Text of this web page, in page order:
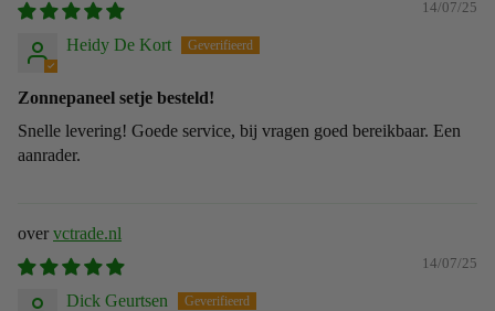
14/07/25
Heidy De Kort
Zonnepaneel setje besteld!
Snelle levering! Goede service, bij vragen goed bereikbaar. Een
aanrader.
vctrade.nl
14/07/25
Dick Geurtsen